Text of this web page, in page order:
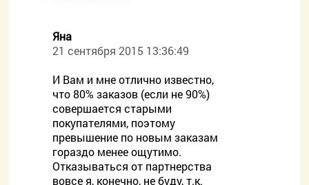
Яна
21 сентября 2015 13:36:49
И Вам и мне отлично известно,
что 80% заказов (если не 90%)
совершается старыми
покупателями, поэтому
превышение по новым заказам
гораздо менее ощутимо.
Отказываться от партнерства
вовсе я, конечно, не буду, т.к.